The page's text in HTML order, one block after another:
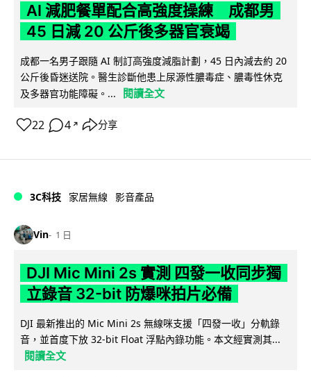
AI 減肥餐單配合高強度操練 成都男
45 日減 20 公斤後多器官衰竭
成都一名男子跟隨 AI 制訂高強度減脂計劃，45 日內減去約 20
公斤後昏迷送院。醫生診斷他患上尿源性膿毒症、膿毒性休克
及多器官功能障礙。...
閱讀全文
22 4 ↗ 分享
3C科技 家居無線 影音產品
Vin 1 日
DJI Mic Mini 2s 實測 四發一收同步獨
立錄音 32-bit 防爆咪拍片必備
DJI 最新推出的 Mic Mini 2s 無線咪支援「四發一收」分軌錄
音，並首度下放 32-bit Float 浮點內錄功能。本文經實測其...
閱讀全文